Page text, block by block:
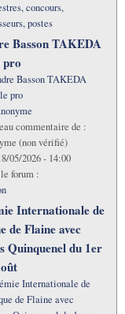
concours,
postes
Basson TAKEDA
pro
Basson TAKEDA
pro
commentaire de :
(non vérifié)
05/2026 - 14:00
forum :
Internationale de
de Flaine avec
Quinquenel du 1er
Internationale de
de Flaine avec